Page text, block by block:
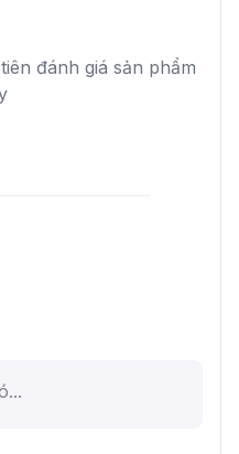
đánh giá sản phẩm